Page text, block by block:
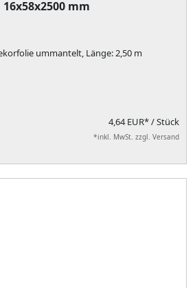
mm
ummantelt, Länge: 2,50 m
4,64 EUR*/ Stück
*inkl. MwSt. zzgl. Versand